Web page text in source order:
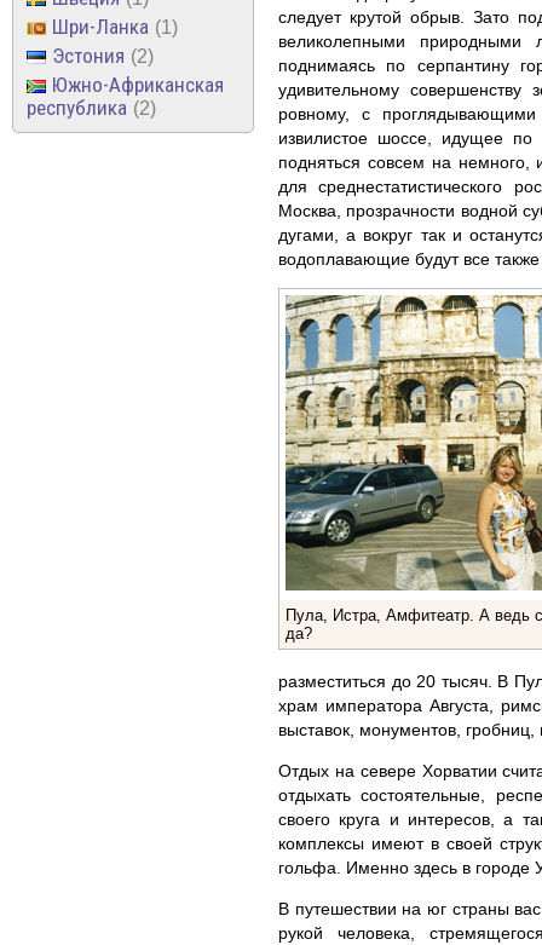
Шри-Ланка 1
Эстония 2
Южно-Африканская
республика
2
следует крутой обрыв. Зато
великолепными
поднимаясь по серпантину
удивительному совершенству
ровному, с проглядывающими
извилистое шоссе, идущее по
подняться совсем на немного,
для среднестатистического
Москва, прозрачности водной
дугами, а вокруг так и
водоплавающие будут все
Пула, Истра, Амфитеатр. А ведь
да?
разместиться до 20 тысяч. В
храм императора Августа,
выставок, монументов,
Отдых на севере Хорватии
отдыхать состоятельные,
своего круга и интересов, а
комплексы имеют в своей
гольфа. Именно здесь в городе
В путешествии на юг страны
рукой человека,